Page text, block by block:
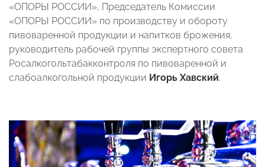
«ОПОРЫ РОССИИ», Председатель Комиссии
«ОПОРЫ РОССИИ» по производству и обороту
пивоваренной продукции и напитков брожения,
руководитель рабочей группы экспертного совета
Росалкогольтабакконтроля по пивоваренной и
слабоалкогольной продукции Игорь Хавский.